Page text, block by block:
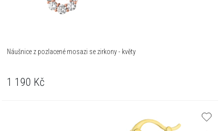
Náušnice z pozlacené mosazi se zirkony - květy
1 190 Kč